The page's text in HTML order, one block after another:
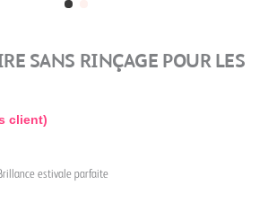
SANS RINÇAGE POUR LES
client)
estivale parfaite